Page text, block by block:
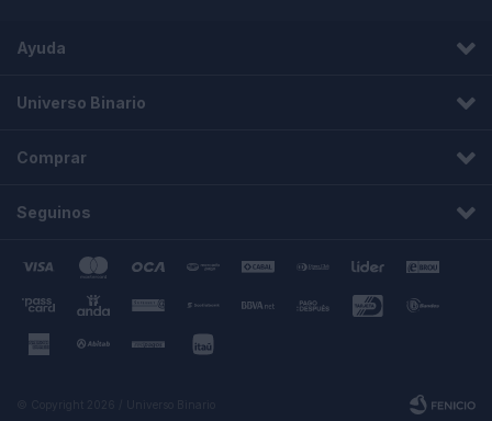
Ayuda
Universo Binario
Comprar
Seguinos